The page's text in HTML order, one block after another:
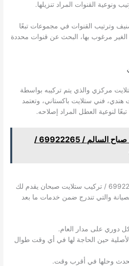
ونوعية القنوات المراد تنزيلها.
وترتيب القنوات في مجموعات تبعًا
مرغوب بها، البحث عن قنوات محددة
مركزي والذي يتم تركيبه بواسطة
فني ستلايت باكستاني، وتعتمد
لنوعية العطل المراد إصلاحه.
فني ستلايت صباح السالم / 69922265 /
فني ستلايت الفنطاس / 69922265 / تركيب ستلايت صبحان يقدم لك
والتي تندرج ضمن خدمات ما بعد
دوري على مدار العام.
الأصلية حين الحاجة لها في أي وقت طوال
تحدث وحلها في أقرب وقت.